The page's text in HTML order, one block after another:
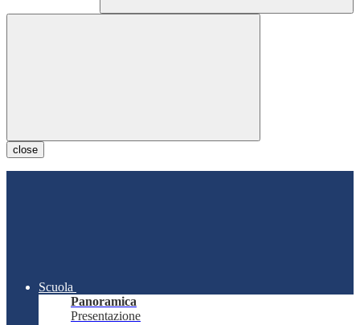
close
Scuola
Panoramica
Presentazione